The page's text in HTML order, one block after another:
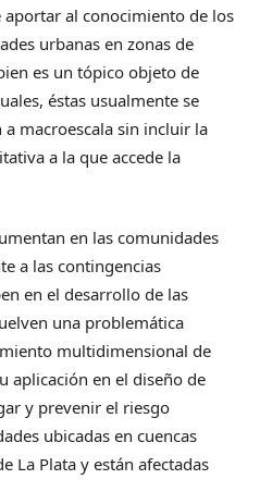
aportar al conocimiento de los
urbanas en zonas de
es un tópico objeto de
éstas usualmente se
macroescala sin incluir la
a la que accede la
en las comunidades
a las contingencias
en el desarrollo de las
una problemática
multidimensional de
aplicación en el diseño de
y prevenir el riesgo
ubicadas en cuencas
La Plata y están afectadas